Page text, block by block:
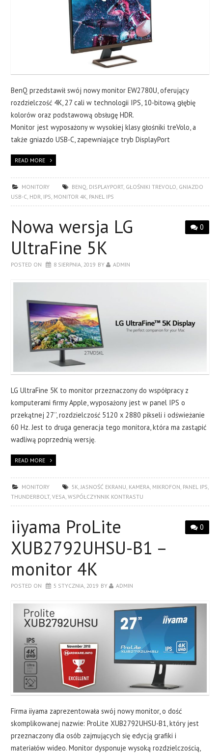
BenQ przedstawił swój nowy monitor EW2780U, oferujący
rozdzielczość 4K, 27 cali w technologii IPS, 10-bitową głębię
kolorów oraz podstawową obsługę HDR.
Monitor jest wyposażony w wysokiej klasy głośniki treVolo, a
także gniazdo USB-C, zapewniające tryb DisplayPort
READ MORE
MONITORY BENQ, DISPLAYPORT, GŁOŚNIKI TREVOLO, GNIAZDO
USB-C, HDR, IPS, MONITOR 4K, PANEL IPS
0
Nowa wersja LG
UltraFine 5K
POSTED ON 8 SIERPNIA, 2019 BY ADMIN
LG UltraFine 5K to monitor przeznaczony do współpracy z
komputerami firmy Apple, wyposażony jest w panel IPS o
przekątnej 27’’, rozdzielczość 5120 x 2880 pikseli i odświeżanie
60 Hz. Jest to druga generacja tego monitora, która ma zastąpić
wadliwą poprzednią wersję.
READ MORE
MONITORY 5K JASNOŚĆ EKRANU KAMERA MIKROFON PANEL IPS
THUNDERBOLT,VESA ,WSPÓŁCZYNNIK KONTRASTU
0
iiyama ProLite
XUB2792UHSU-B1 –
monitor 4K
POSTED ON 5 STYCZNIA, 2019 BY ADMIN
Firma iiyama zaprezentowała swój nowy monitor, o dość
skomplikowanej nazwie: ProLite XUB2792UHSU-B1, który jest
przeznaczony dla osób zajmujących się edycją grafiki i
materiałów wideo. Monitor dysponuje wysoką rozdzielczością,